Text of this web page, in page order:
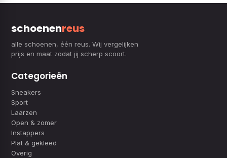
schoenenreus
alle schoenen, één reus. Wij vergelijken
prijs en maat zodat jij scherp scoort.
Categorieën
Sneakers
Sport
Laarzen
Open & zomer
Instappers
Plat & gekleed
Overig